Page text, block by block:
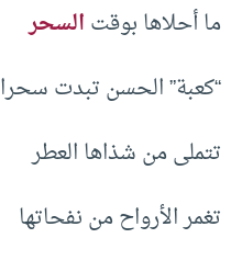
ما أحلاها بوقتالسحر
“كعبة” الحسن تبدت سحرا
تتملى من شذاها العطر
تغمر الأرواح من نفحاتها